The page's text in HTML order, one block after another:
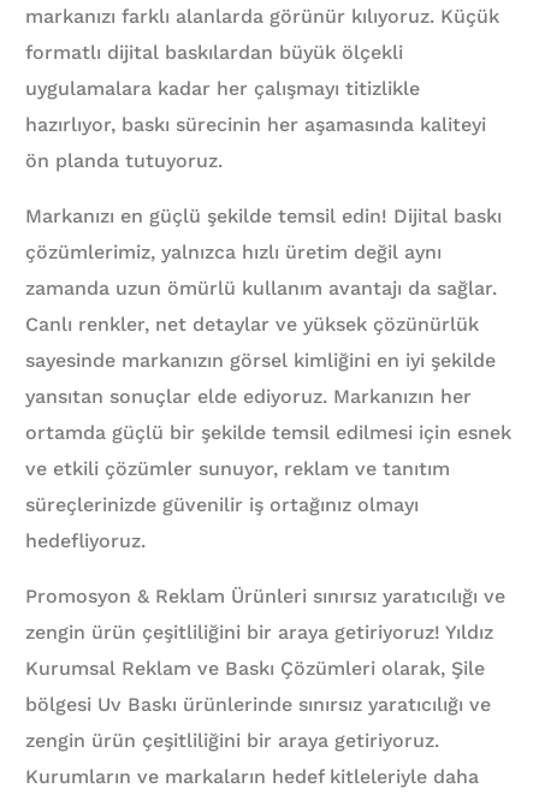
markanızı farklı alanlarda görünür kılıyoruz. Küçük
formatlı dijital baskılardan büyük ölçekli
uygulamalara kadar her çalışmayı titizlikle
hazırlıyor, baskı sürecinin her aşamasında kaliteyi
ön planda tutuyoruz.
Markanızı en güçlü şekilde temsil edin! Dijital baskı
çözümlerimiz, yalnızca hızlı üretim değil aynı
zamanda uzun ömürlü kullanım avantajı da sağlar.
Canlı renkler, net detaylar ve yüksek çözünürlük
sayesinde markanızın görsel kimliğini en iyi şekilde
yansıtan sonuçlar elde ediyoruz. Markanızın her
ortamda güçlü bir şekilde temsil edilmesi için esnek
ve etkili çözümler sunuyor, reklam ve tanıtım
süreçlerinizde güvenilir iş ortağınız olmayı
hedefliyoruz.
Promosyon & Reklam Ürünleri sınırsız yaratıcılığı ve
zengin ürün çeşitliliğini bir araya getiriyoruz! Yıldız
Kurumsal Reklam ve Baskı Çözümleri olarak, Şile
bölgesi Uv Baskı ürünlerinde sınırsız yaratıcılığı ve
zengin ürün çeşitliliğini bir araya getiriyoruz.
Kurumların ve markaların hedef kitleleriyle daha